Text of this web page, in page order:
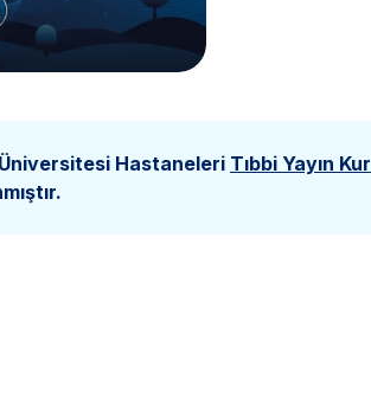
Hastaneleri Tıbbi Yayın